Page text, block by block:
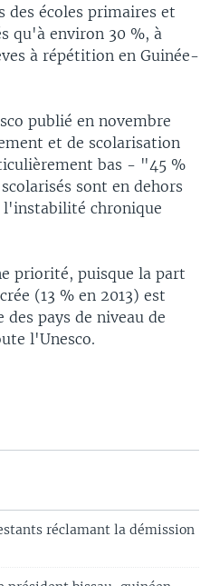
des écoles primaires et
qu'à environ 30 %, à
à répétition en Guinée-
publié en novembre
et de scolarisation
bas - "45 %
sont en dehors
chronique
priorité, puisque la part
(13 % en 2013) est
pays de niveau de
l'Unesco.
réclamant la démission